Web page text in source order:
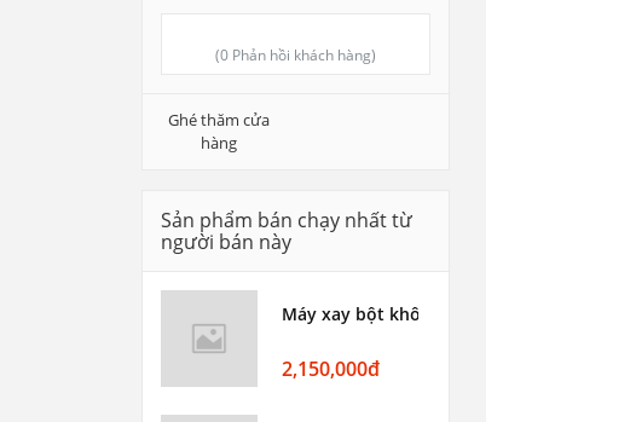
(0 Phản hồi khách hàng)
Ghé thăm cửa
hàng
Sản phẩm bán chạy nhất từ ​​
người bán này
Máy xay bột khô, máy xay vỡ ngô hạt 2,2kw
2,150,000đ